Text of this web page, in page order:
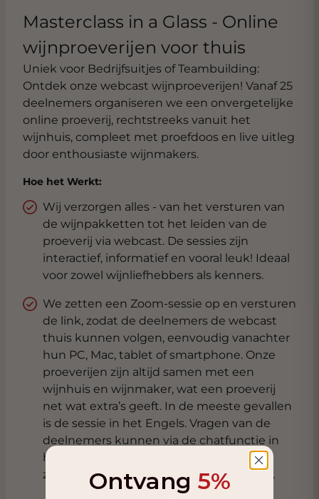
Masterclass in a Glass - Online
wijnproeverijen voor thuis
Uniek voor Bedrijfsuitjes of Teambuilding:
Ontdek onze webcast wijnproeverijen! Vanaf 25
deelnemers organiseren we een onvergetelijke
online proeverij, rechtstreeks vanuit het
wijnhuis, compleet met proefdoos en live uitleg
door enthousiaste wijnmakers.
Hoe het Werkt:
Wij verzorgen alles - van het versturen van
de wijnpakketten tot het leiden van de
proeverij via webcast. De sessies zijn
interactief, informatief en vooral leuk! Ideaal
voor zowel wijnliefhebbers als kenners.
We zetten een Zoom-sessie op en versturen
de link, zodat de deelnemers de webcast
thuis kunnen volgen, eenvoudig vanachter
hun PC, Mac, tablet of smartphone. Onze
proeverijen zijn altijd samen met een
wijnhuis en wijnmaker, wat een proeverij
net wat extra’s geeft. In de meeste gevallen
is de sessie in het Engels. Vragen van de
deelnemers kunnen via de chatfunctie in
het Nederlands worden gesteld en wij
zullen deze aan het wijnhuis voorleggen.
Ontvang 5%